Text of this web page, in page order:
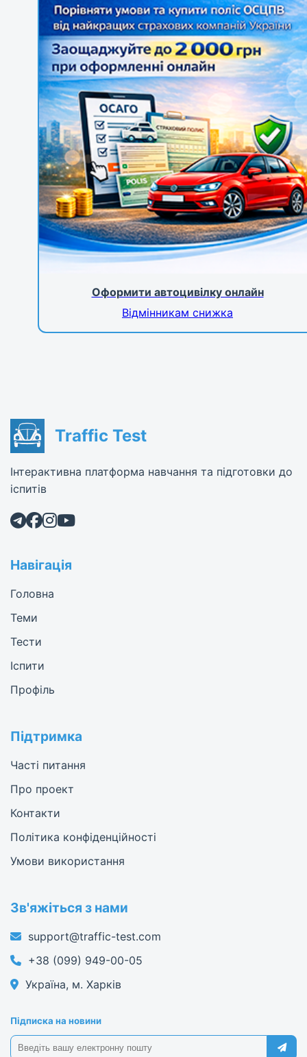
Оформити автоцивілку онлайн
Відмінникам снижка
Traffic Test
Інтерактивна платформа навчання та підготовки до
іспитів
Навігація
Головна
Теми
Тести
Іспити
Профіль
Підтримка
Часті питання
Про проект
Контакти
Політика конфіденційності
Умови використання
Зв'яжіться з нами
support@traffic-test.com
+38 (099) 949-00-05
Україна, м. Харків
Підписка на новини